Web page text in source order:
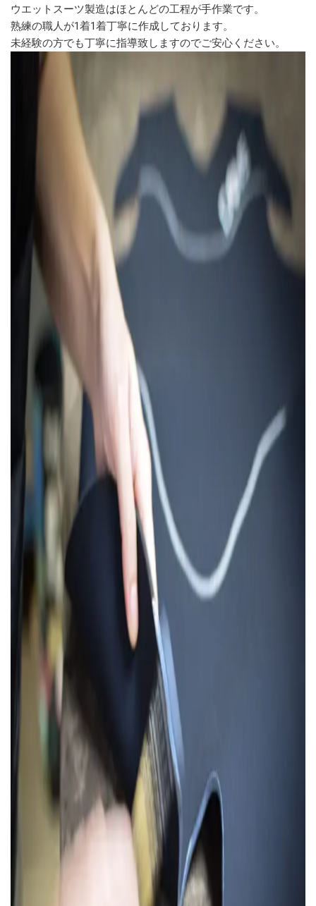
ウエットスーツ製造はほとんどの工程が手作業です。
熟練の職人が1着1着丁寧に作成しております。
未経験の方でも丁寧に指導致しますのでご安心ください。